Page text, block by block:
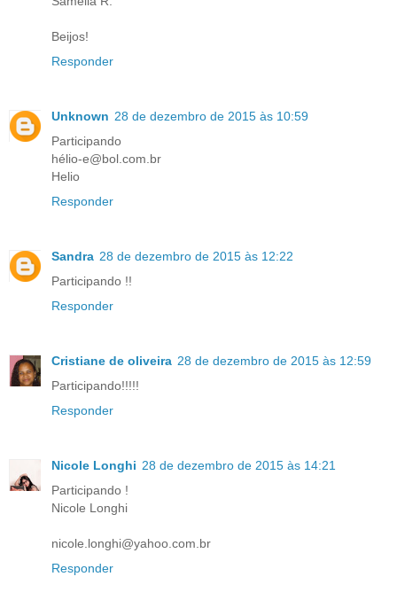
Beijos!
Responder
Unknown 28 de dezembro de 2015 às 10:59
Participando
hélio-e@bol.com.br
Helio
Responder
Sandra 28 de dezembro de 2015 às 12:22
Participando !!
Responder
Cristiane de oliveira 28 de dezembro de 2015 às 12:59
Participando!!!!!
Responder
Nicole Longhi 28 de dezembro de 2015 às 14:21
Participando !
Nicole Longhi
nicole.longhi@yahoo.com.br
Responder